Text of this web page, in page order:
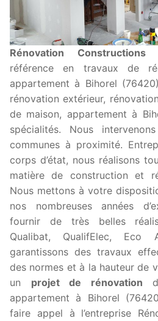
Rénovation Constructions
référence en travaux de
appartement à Bihorel
rénovation extérieur,
de maison, appartement à
spécialités. Nous
communes à proximité.
corps d’état, nous réalisons
matière de construction et
Nous mettons à votre
nos nombreuses années
fournir de très belles
Qualibat, QualifElec, Eco
garantissons des travaux
des normes et à la hauteur de
un projet de rénovation
appartement à Bihorel
faire appel à l’entreprise